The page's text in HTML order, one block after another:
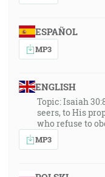
ESPAÑOL
MP3
ENGLISH
Topic: Isaiah
seers, to His
who refuse to
MP3